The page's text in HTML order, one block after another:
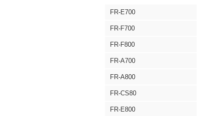
FR-E700
FR-F700
FR-F800
FR-A700
FR-A800
FR-CS80
FR-E800